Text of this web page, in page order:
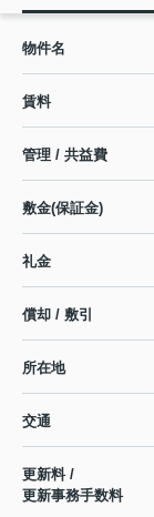
物件名
賃料
管理 / 共益費
敷金(保証金)
礼金
償却 / 敷引
所在地
交通
更新料 /
更新事務手数料